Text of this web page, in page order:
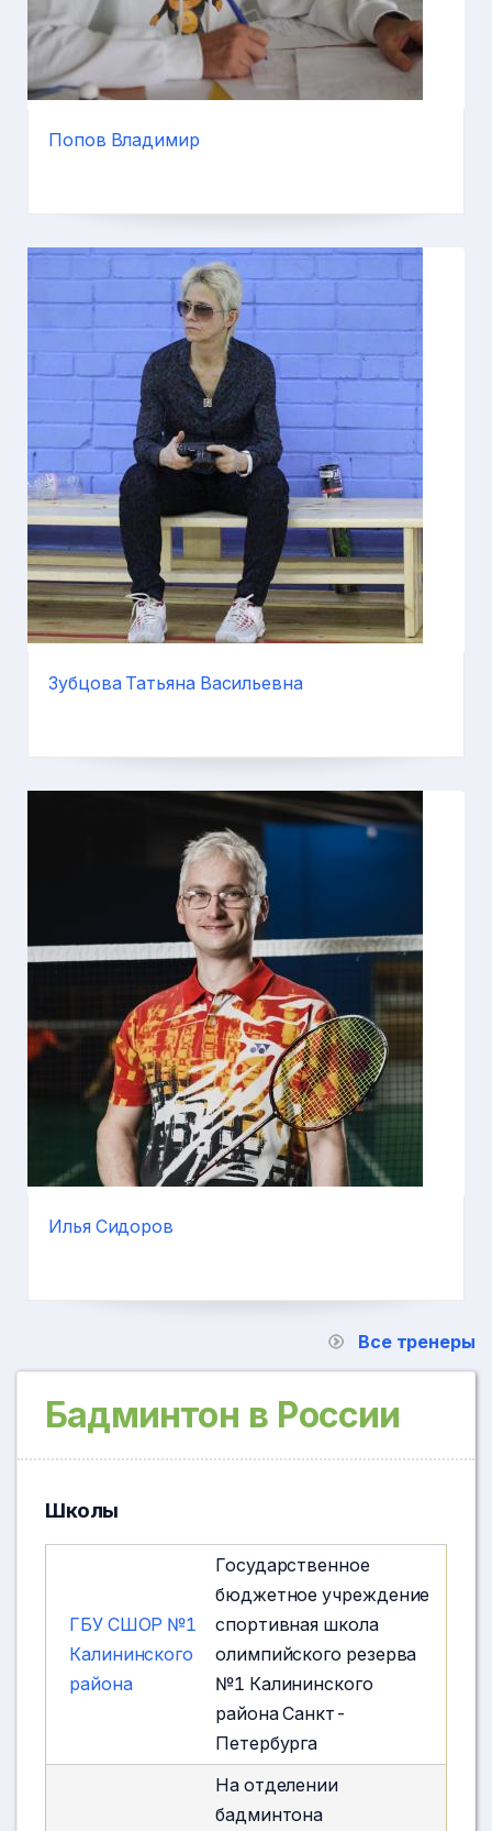
Попов Владимир
Зубцова Татьяна Васильевна
Илья Сидоров
Все тренеры
Бадминтон в России
Школы
ГБУ СШОР №1
Калининского
района
Государственное
бюджетное учреждение
спортивная школа
олимпийского резерва
№1 Калининского
района Санкт-
Петербурга
На отделении
бадминтона